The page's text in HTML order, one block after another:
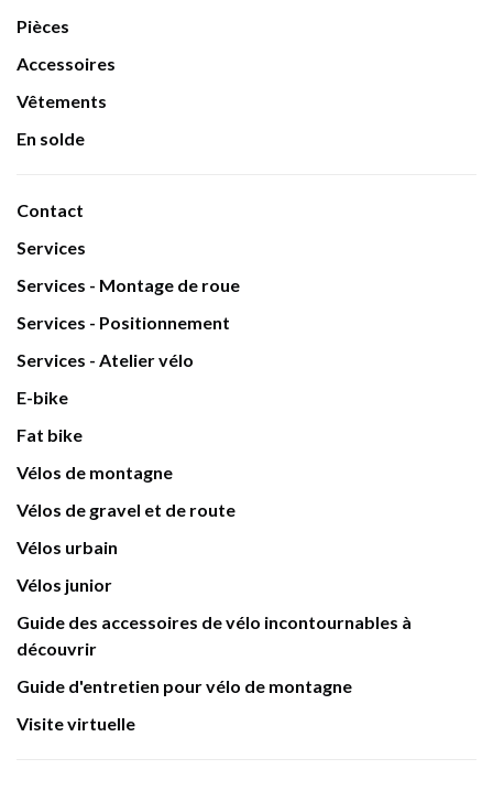
Pièces
Accessoires
Vêtements
En solde
Contact
Services
Services - Montage de roue
Services - Positionnement
Services - Atelier vélo
E-bike
Fat bike
Vélos de montagne
Vélos de gravel et de route
Vélos urbain
Vélos junior
Guide des accessoires de vélo incontournables à
découvrir
Guide d'entretien pour vélo de montagne
Visite virtuelle